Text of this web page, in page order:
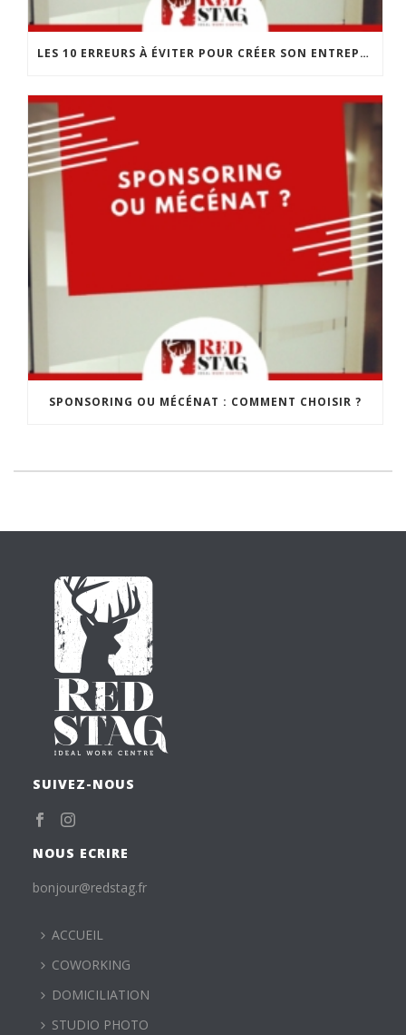
LES 10 ERREURS À ÉVITER POUR CRÉER SON ENTREPRISE
SPONSORING OU MÉCÉNAT : COMMENT CHOISIR ?
SUIVEZ-NOUS
NOUS ECRIRE
bonjour@redstag.fr
ACCUEIL
COWORKING
DOMICILIATION
STUDIO PHOTO